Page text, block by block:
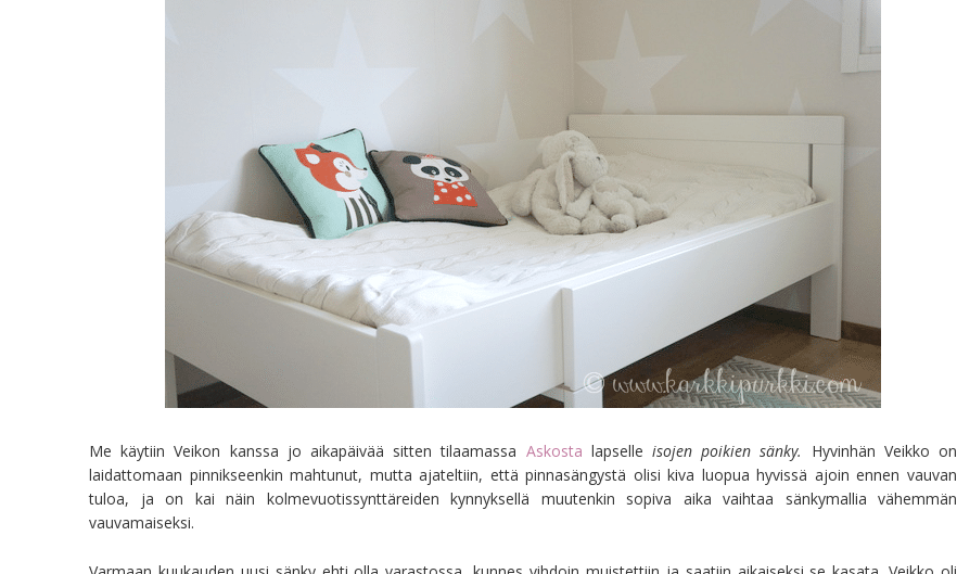
Me käytiin Veikon kanssa jo aikapäivää sitten tilaamassa Askosta lapselleisojen poikien sänky.
Hyvinhän Veikko on
laidattomaan pinnikseenkin mahtunut, mutta ajateltiin, että pinnasängystä olisi kiva luopua hyvissä ajoin ennen vauvan
tuloa, ja on kai näin kolmevuotissynttäreiden kynnyksellä muutenkin sopiva aika vaihtaa sänkymallia vähemmän
vauvamaiseksi.